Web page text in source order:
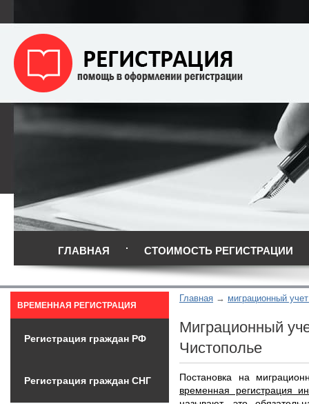
ГЛАВНАЯ СТОИМОСТЬ РЕГИСТРАЦИИ
Главная миграционный
Миграционный
Чистополье
Постановка на
временная регистрация
ВРЕМЕННАЯ РЕГИСТРАЦИЯ
Регистрация граждан РФ
Регистрация граждан СНГ